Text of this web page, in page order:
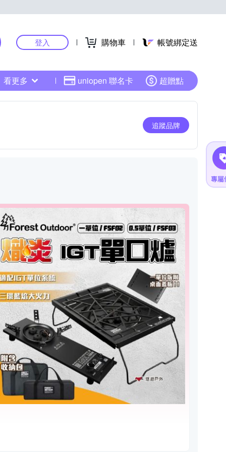
登入 購物車 帳號綁定送
看更多 uniopen 聯名卡 超贈點
追蹤品牌